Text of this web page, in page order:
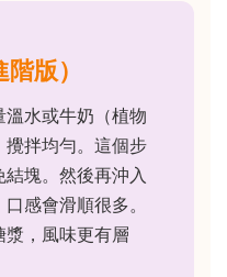
版）
溫水或牛奶（植物
拌均勻。這個步
塊。然後再沖入
感會滑順很多。
，風味更有層